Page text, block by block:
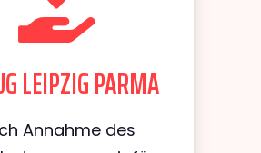
LEIPZIG PARMA
Annahme des